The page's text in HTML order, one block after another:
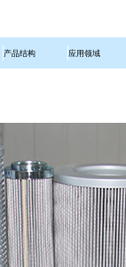
产品结构 应用领域